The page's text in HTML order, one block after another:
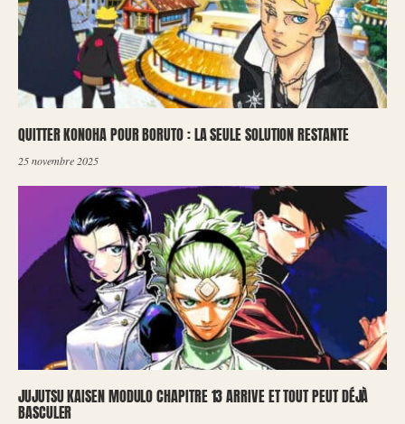
QUITTER KONOHA POUR BORUTO : LA SEULE SOLUTION RESTANTE
25 novembre 2025
JUJUTSU KAISEN MODULO CHAPITRE 13 ARRIVE ET TOUT PEUT DÉJÀ
BASCULER